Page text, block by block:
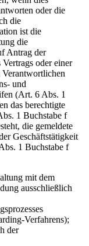
oder die
die
ist die
die
Antrag der
oder einer
und
(Art. 6 Abs. 1
das berechtigte
1 Buchstabe f
die gemeldete
Geschäftstätigkeit
1 Buchstabe f
mit dem
ausschließlich
Verfahrens);
der